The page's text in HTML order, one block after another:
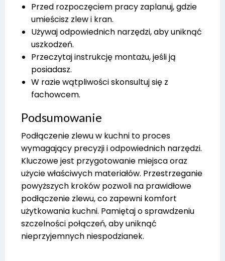
Przed rozpoczęciem pracy zaplanuj, gdzie
umieścisz zlew i kran.
Używaj odpowiednich narzędzi, aby uniknąć
uszkodzeń.
Przeczytaj instrukcję montażu, jeśli ją
posiadasz.
W razie wątpliwości skonsultuj się z
fachowcem.
Podsumowanie
Podłączenie zlewu w kuchni to proces
wymagający precyzji i odpowiednich narzędzi.
Kluczowe jest przygotowanie miejsca oraz
użycie właściwych materiałów. Przestrzeganie
powyższych kroków pozwoli na prawidłowe
podłączenie zlewu, co zapewni komfort
użytkowania kuchni. Pamiętaj o sprawdzeniu
szczelności połączeń, aby uniknąć
nieprzyjemnych niespodzianek.